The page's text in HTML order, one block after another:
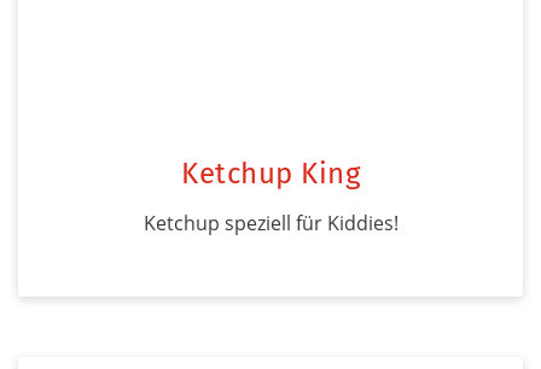
Ketchup King
Ketchup speziell für Kiddies!